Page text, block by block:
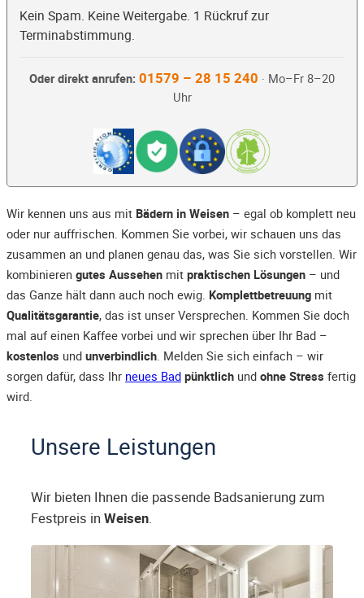
Kein Spam. Keine Weitergabe. 1 Rückruf zur
Terminabstimmung.
Oder direkt anrufen: 01579 – 28 15 240 · Mo–Fr 8–20
Uhr
Wir kennen uns aus mit Bädern in Weisen – egal ob komplett neu
oder nur auffrischen. Kommen Sie vorbei, wir schauen uns das
zusammen an und planen genau das, was Sie sich vorstellen. Wir
kombinieren gutes Aussehen mit praktischen Lösungen – und
das Ganze hält dann auch noch ewig. Komplettbetreuung mit
Qualitätsgarantie, das ist unser Versprechen. Kommen Sie doch
mal auf einen Kaffee vorbei und wir sprechen über Ihr Bad –
kostenlos und unverbindlich. Melden Sie sich einfach – wir
sorgen dafür, dass Ihr neues Bad pünktlich und ohne Stress fertig
wird.
Unsere Leistungen
Wir bieten Ihnen die passende Badsanierung zum
Festpreis in Weisen.